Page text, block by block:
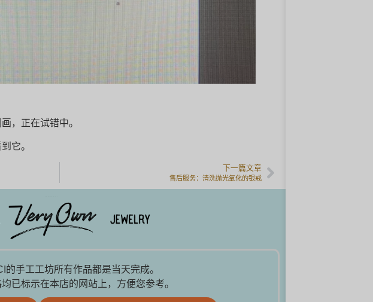
，正在试错中。
它。
下一篇文章
售后服务：清洗抛光氧化的银戒
的手工工坊所有作品都是当天完成。
已标示在本店的网站上，方便您参考。